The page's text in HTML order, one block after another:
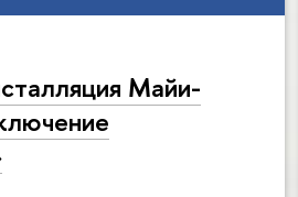
Майи-